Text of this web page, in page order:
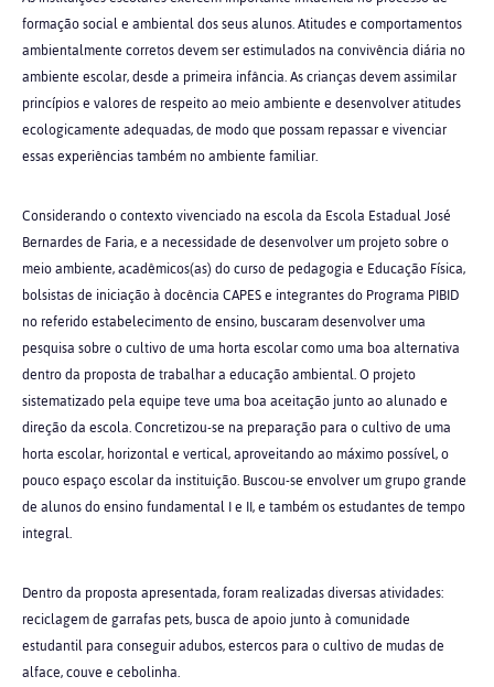
formação social e ambiental dos seus alunos. Atitudes e comportamentos
ambientalmente corretos devem ser estimulados na convivência diária no
ambiente escolar, desde a primeira infância. As crianças devem assimilar
princípios e valores de respeito ao meio ambiente e desenvolver atitudes
ecologicamente adequadas, de modo que possam repassar e vivenciar
essas experiências também no ambiente familiar.
Considerando o contexto vivenciado na escola da Escola Estadual José
Bernardes de Faria, e a necessidade de desenvolver um projeto sobre o
meio ambiente, acadêmicos(as) do curso de pedagogia e Educação Física,
bolsistas de iniciação à docência CAPES e integrantes do Programa PIBID
no referido estabelecimento de ensino, buscaram desenvolver uma
pesquisa sobre o cultivo de uma horta escolar como uma boa alternativa
dentro da proposta de trabalhar a educação ambiental. O projeto
sistematizado pela equipe teve uma boa aceitação junto ao alunado e
direção da escola. Concretizou-se na preparação para o cultivo de uma
horta escolar, horizontal e vertical, aproveitando ao máximo possível, o
pouco espaço escolar da instituição. Buscou-se envolver um grupo grande
de alunos do ensino fundamental I e II, e também os estudantes de tempo
integral.
Dentro da proposta apresentada, foram realizadas diversas atividades:
reciclagem de garrafas pets, busca de apoio junto à comunidade
estudantil para conseguir adubos, estercos para o cultivo de mudas de
alface, couve e cebolinha.